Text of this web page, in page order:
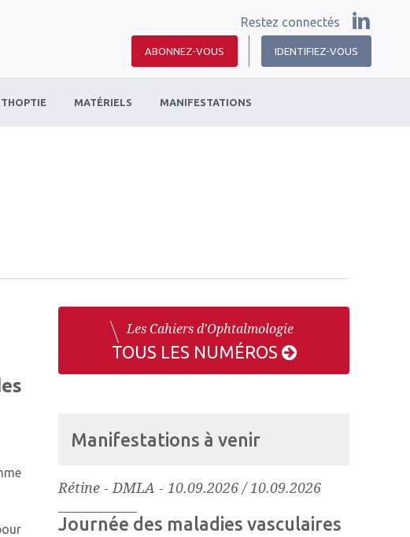
Restez connectés
ABONNEZ-VOUS IDENTIFIEZ-VOUS
MATÉRIELS MANIFESTATIONS
Les Cahiers d'Ophtalmologie
TOUS LES NUMÉROS
Manifestations à venir
Rétine - DMLA - 10.09.2026 / 10.09.2026
Journée des maladies vasculaires